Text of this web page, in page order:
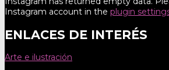
Instagram account in the plugin
ENLACES DE INTERÉS
Arte e ilustración